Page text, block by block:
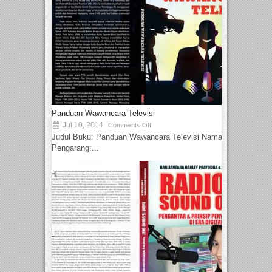
Panduan Wawancara Televisi
Jul 10, 2014 Comments Off
Judul Buku: Panduan Wawancara Televisi Nama
Pengarang:...